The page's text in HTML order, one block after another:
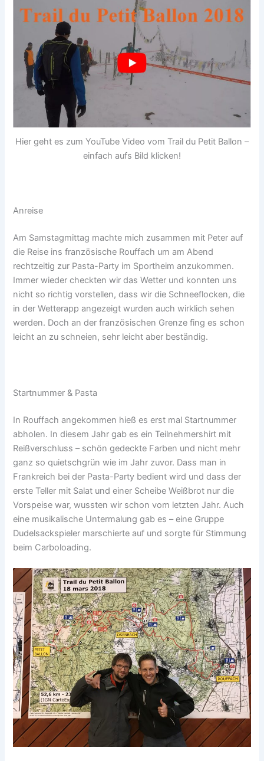
Hier geht es zum YouTube Video vom Trail du Petit Ballon –
einfach aufs Bild klicken!
Anreise
Am Samstagmittag machte mich zusammen mit Peter auf
die Reise ins französische Rouffach um am Abend
rechtzeitig zur Pasta-Party im Sportheim anzukommen.
Immer wieder checkten wir das Wetter und konnten uns
nicht so richtig vorstellen, dass wir die Schneeflocken, die
in der Wetterapp angezeigt wurden auch wirklich sehen
werden. Doch an der französischen Grenze fing es schon
leicht an zu schneien, sehr leicht aber beständig.
Startnummer & Pasta
In Rouffach angekommen hieß es erst mal Startnummer
abholen. In diesem Jahr gab es ein Teilnehmershirt mit
Reißverschluss – schön gedeckte Farben und nicht mehr
ganz so quietschgrün wie im Jahr zuvor. Dass man in
Frankreich bei der Pasta-Party bedient wird und dass der
erste Teller mit Salat und einer Scheibe Weißbrot nur die
Vorspeise war, wussten wir schon vom letzten Jahr. Auch
eine musikalische Untermalung gab es – eine Gruppe
Dudelsackspieler marschierte auf und sorgte für Stimmung
beim Carboloading.